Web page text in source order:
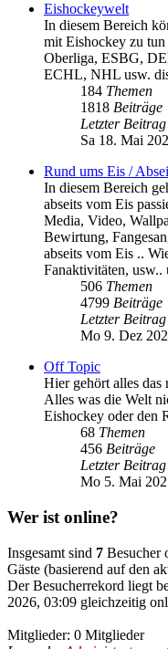
Eishockeywelt
In diesem Bereich
mit Eishockey zu
Oberliga, ESBG,
ECHL, NHL usw.
184 Themen
1818 Beiträge
Letzter Beitrag
Sa 18. Mai
Rund ums Eis /
In diesem Bereich
abseits vom Eis
Media, Video,
Bewirtung,
abseits vom Eis ..
Fanaktivitäten, usw..
506 Themen
4799 Beiträge
Letzter Beitrag
Mo 9. Dez
Off Topic
Hier gehört alles das
Alles was die Welt
Eishockey oder den
68 Themen
456 Beiträge
Letzter Beitrag
Mo 5. Mai
Wer ist online?
Insgesamt sind 7 Besucher
Gäste (basierend auf den
Der Besucherrekord liegt
2026, 03:09 gleichzeitig
Mitglieder: 0 Mitglieder